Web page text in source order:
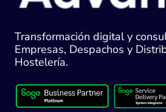
Transformación digital y
Empresas, Despachos y
Hostelería.